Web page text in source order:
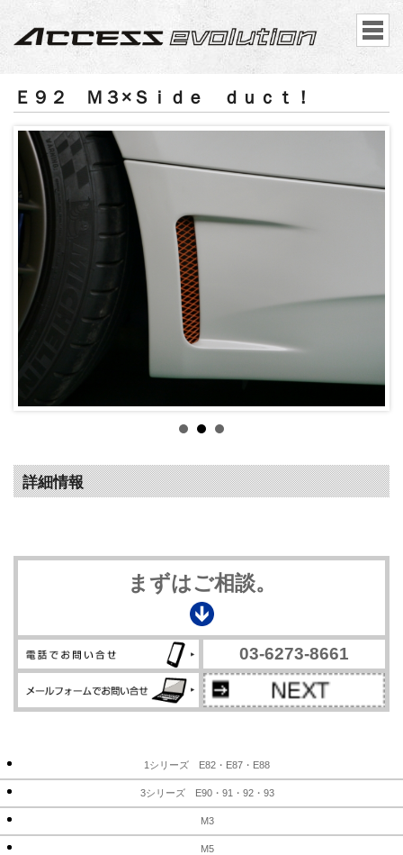
Ｅ９２ Ｍ３×Ｓｉｄｅ ｄｕｃｔ！
詳細情報
まずはご相談。
03-6273-8661
1シリーズ E82・E87・E88
3シリーズ E90・91・92・93
M3
M5